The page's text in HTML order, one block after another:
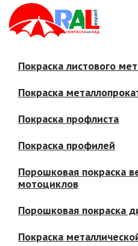
Покраска листового
Покраска
Покраска профлиста
Покраска профилей
Порошковая покраска
мотоциклов
Порошковая покраска
Покраска